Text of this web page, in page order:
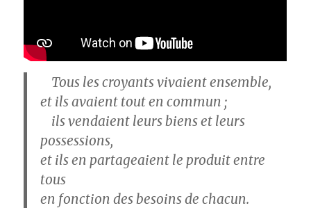
Tous les croyants vivaient ensemble,
et ils avaient tout en commun ;
ils vendaient leurs biens et leurs
possessions,
et ils en partageaient le produit entre
tous
en fonction des besoins de chacun.